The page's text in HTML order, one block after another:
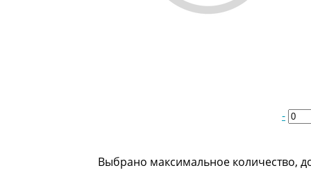
-
Выбрано максимальное количество,